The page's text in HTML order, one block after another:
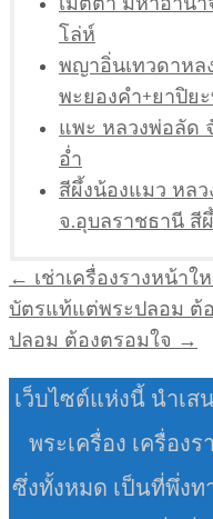
โล่ห์
พญาอิ่นเทวดาหล
พะยองคำ+ยาปิย
แพะ หลวงพ่อลัด
อ่ำ
สีผึ้งน้องแมว หล
จ.อุบลราชธานี สี
แนะแนว
เรื่อง
← เช่าเครื่องรางหน้าใ
บัตรแท้แต่พระปลอม ต้
ปลอม ต้องตรอมใจ →
เว็บไซต์แห่งนี้ นำเส
พระเครื่อง เครื่อง
ซึ่งทั้งหมด เป็นที่พึ่งท